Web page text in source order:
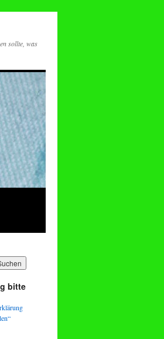
sollte, was
bitte